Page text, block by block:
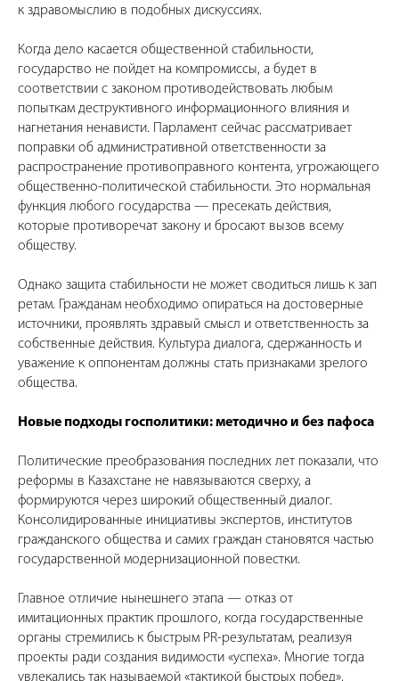
к здравомыслию в подобных дискуссиях.
Когда дело касается общественной стабильности,
государство не пойдет на компромиссы, а будет в
соответствии с законом противодействовать любым
попыткам деструктивного информационного влияния и
нагнетания ненависти. Парламент сейчас рассматривает
поправки об административной ответственности за
распространение противоправного контента, угрожающего
общественно-политической стабильности. Это нормальная
функция любого государства — пресекать действия,
которые противоречат закону и бросают вызов всему
обществу.
Однако защита стабильности не может сводиться лишь к зап
ретам. Гражданам необходимо опираться на достоверные
источники, проявлять здравый смысл и ответственность за
собственные действия. Культура диалога, сдержанность и
уважение к оппонентам должны стать признаками зрелого
общества.
Новые подходы госполитики: методично и без пафоса
Политические преобразования последних лет показали, что
реформы в Казахстане не навязываются сверху, а
формируются через широкий общественный диалог.
Консолидированные инициативы экспертов, институтов
гражданского общества и самих граждан становятся частью
государственной модернизационной повестки.
Главное отличие нынешнего этапа — отказ от
имитационных практик прошлого, когда государственные
органы стремились к быстрым PR-результатам, реализуя
проекты ради создания видимости «успеха». Многие тогда
увлекались так называемой «тактикой быстрых побед»,